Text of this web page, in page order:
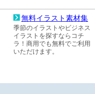
無料イラスト素材集
季節のイラストやビジネス
イラストを探すならコチ
ラ！商用でも無料でご利用
いただけます。